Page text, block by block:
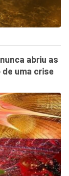
abriu as
uma crise